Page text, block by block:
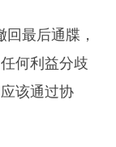
最后通牒，
何利益分歧
该通过协